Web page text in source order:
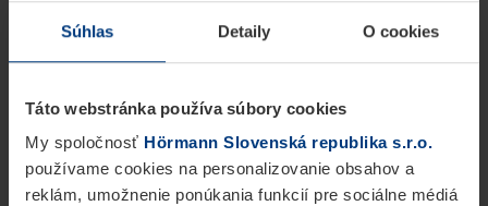
Súhlas Detaily O cookies
Táto webstránka používa súbory cookies
My spoločnosť Hörmann Slovenská republika s.r.o.
používame cookies na personalizovanie obsahov a
reklám, umožnenie ponúkania funkcií pre sociálne médiá